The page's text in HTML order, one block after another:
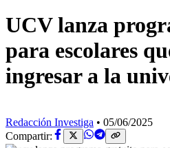
UCV lanza
para escolares
ingresar a la
Redacción Investiga • 05/06/2025
Compartir: